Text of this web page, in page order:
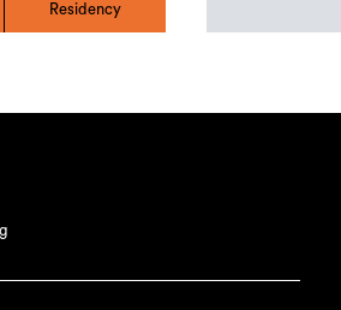
Residency